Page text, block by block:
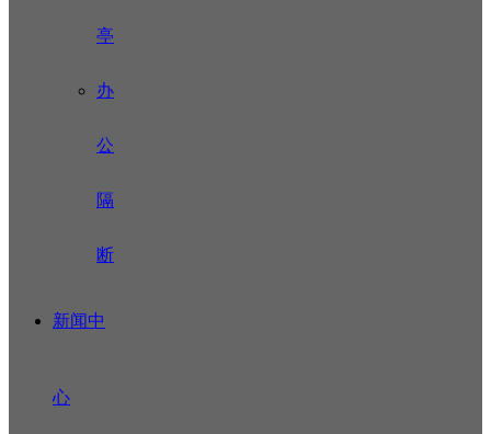
亭
办
公
隔
断
新闻中
心